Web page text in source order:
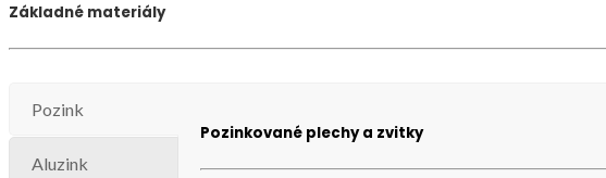
Základné materiály
Pozink
Aluzink
Pozinkované plechy a zvitky